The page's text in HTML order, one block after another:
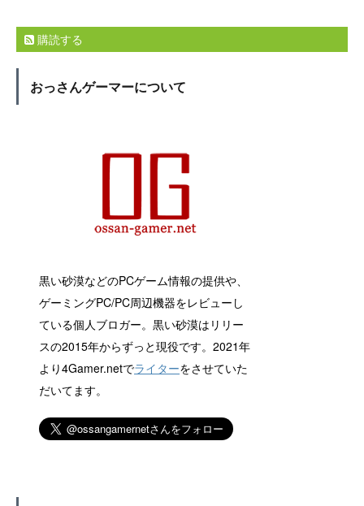
購読する
おっさんゲーマーについて
黒い砂漠などのPCゲーム情報の提供や、
ゲーミングPC/PC周辺機器をレビューし
ている個人ブロガー。黒い砂漠はリリー
スの2015年からずっと現役です。2021年
より4Gamer.netでライターをさせていた
だいてます。